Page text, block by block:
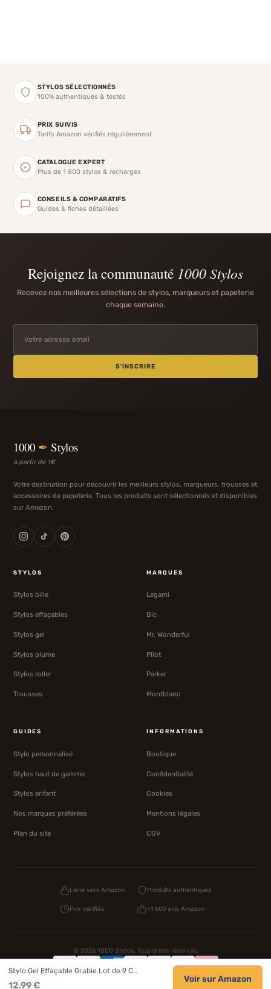
STYLOS SÉLECTIONNÉS
100% authentiques & testés
PRIX SUIVIS
Tarifs Amazon vérifiés régulièrement
CATALOGUE EXPERT
Plus de 1 800 stylos & recharges
CONSEILS & COMPARATIFS
Guides & fiches détaillées
Rejoignez la communauté 1000 Stylos
Recevez nos meilleures sélections de stylos, marqueurs et papeterie
chaque semaine.
S'INSCRIRE
1000 ✒ Stylos
à partir de 1€
Votre destination pour découvrir les meilleurs stylos, marqueurs, trousses et
accessoires de papeterie. Tous les produits sont sélectionnés et disponibles
sur Amazon.
STYLOS
Stylos bille
Stylos effaçables
Stylos gel
Stylos plume
Stylos roller
Trousses
MARQUES
Legami
Bic
Mr. Wonderful
Pilot
Parker
Montblanc
GUIDES
Stylo personnalisé
Stylos haut de gamme
Stylos enfant
Nos marques préférées
Plan du site
INFORMATIONS
Boutique
Confidentialité
Cookies
Mentions légales
CGV
Liens vers Amazon Produits authentiques
Prix vérifiés +1 600 avis Amazon
© 2026 1000 Stylos. Tous droits réservés.
Stylo Gel Effaçable Grabie Lot de 9 C…
12.99 €
Voir sur Amazon